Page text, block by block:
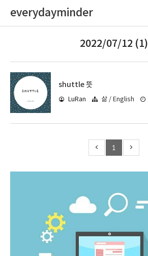
everydayminder
2022/07/12 (1)
shuttle 뜻
LuRan 삶 / English
1